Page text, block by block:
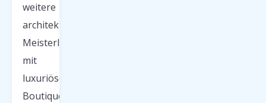
weitere
architektonische
Meisterleistung
mit
luxuriösen
Boutiquen